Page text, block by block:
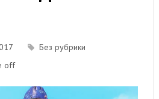
Без рубрики
off